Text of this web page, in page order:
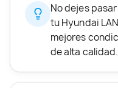
No dejes
tu Hyundai
mejores
de alta calidad.